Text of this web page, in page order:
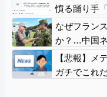
憤る踊り手
ースは警察
なぜフラン
か？…中国
が好き」！
【悲報】メ
ガチでこれ